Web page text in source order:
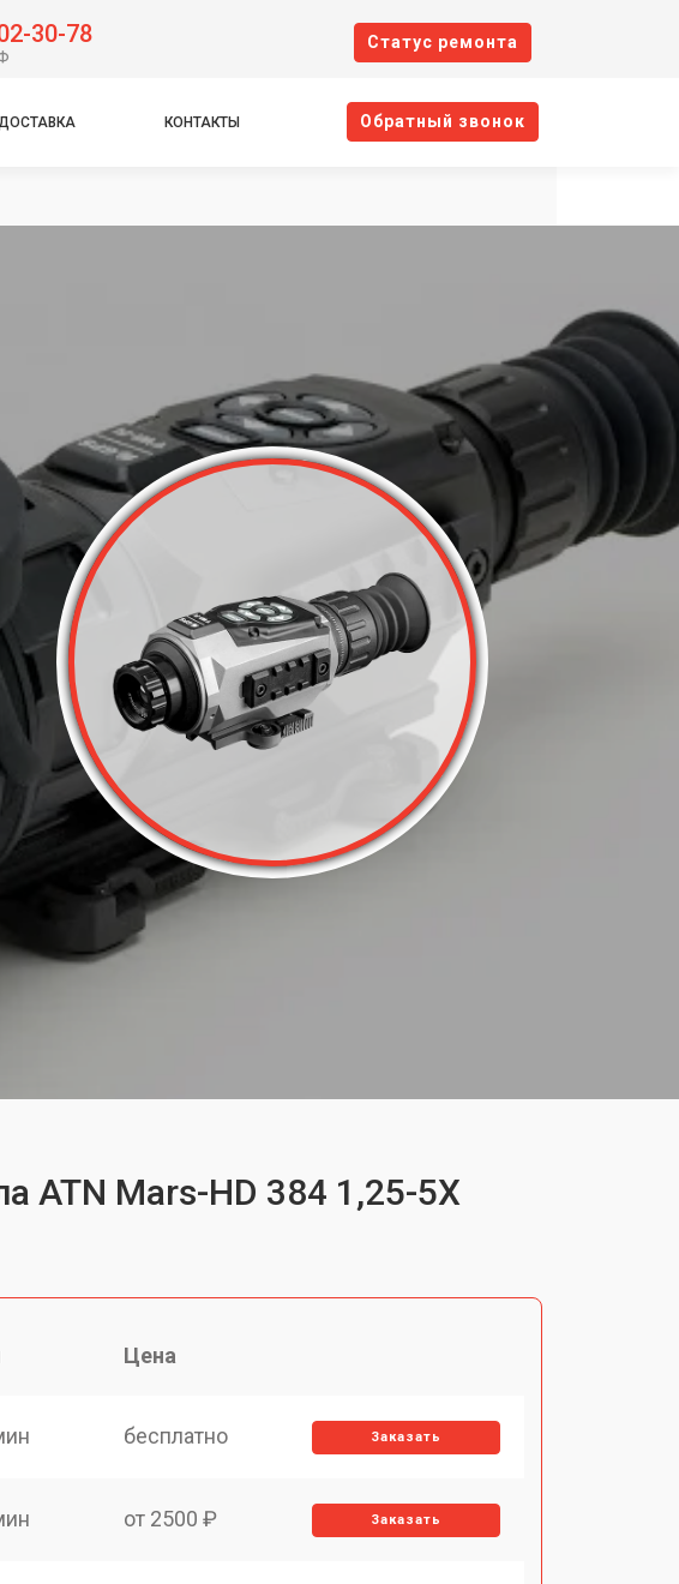
30-78 Cтатус ремонта
КОНТАКТЫ Oбратный звонок
ATN Mars-HD 384 1,25-5X
Цена
бесплатно Заказать
от 2500 ₽ Заказать